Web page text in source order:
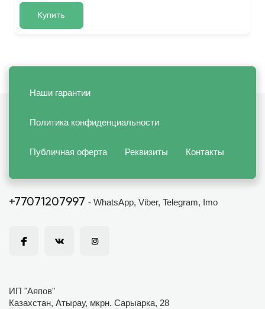
Купить
Наши гарантии
Политика конфиденциальности
Публичная оферта Реквизиты Контакты
+77071207997 - WhatsApp, Viber, Telegram, Imo
ИП "Аяпов"
Казахстан, Атырау, мкрн. Сарыарка, 28